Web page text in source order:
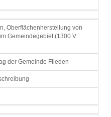
Oberflächenherstellung von
Gemeindegebiet (1300 V
der Gemeinde Flieden